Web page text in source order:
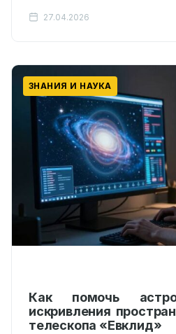
была,…
27.04.2026
ЗНАНИЯ И НАУКА
Как помочь
искривления
телескопа «Евклид»